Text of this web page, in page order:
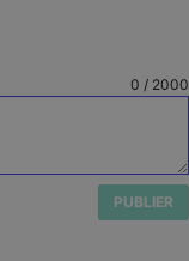
0 / 2000
PUBLIER